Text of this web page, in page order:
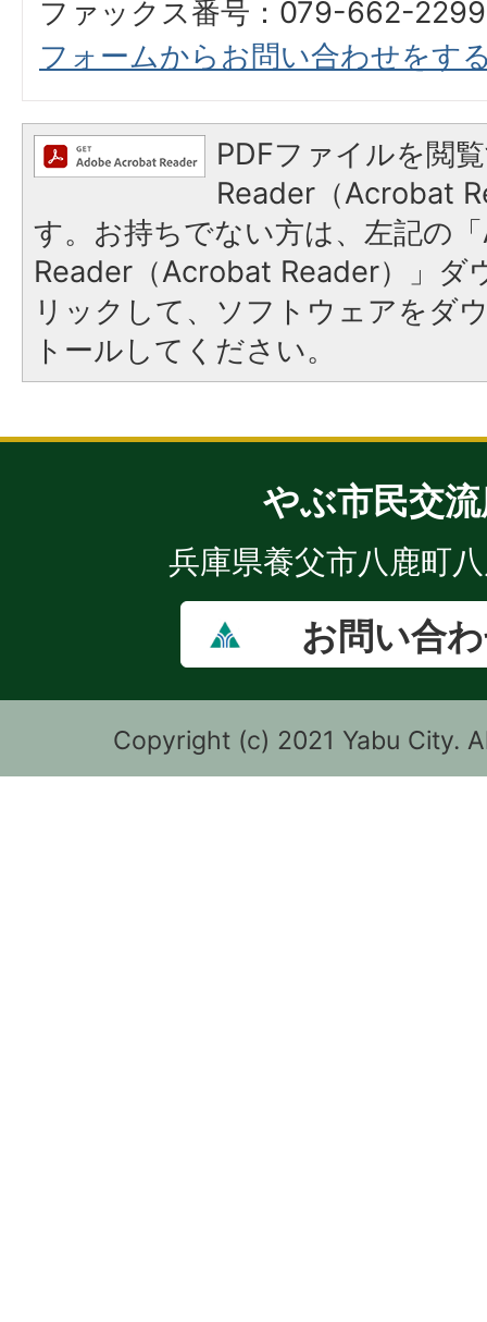
ファックス番号：079-662-2299
フォームからお問い合わせをす
PDFファイルを閲
Reader（Acrobat
す。お持ちでない方は、左記の
Reader（Acrobat Reader）」ダ
リックして、ソフトウェアをダ
トールしてください。
やぶ市民交
兵庫県養父市八鹿町
お問い合
Copyright (c) 2021 Yabu City.